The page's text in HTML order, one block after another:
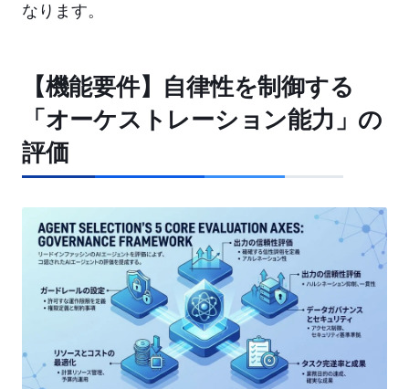
なります。
【機能要件】自律性を制御する
「オーケストレーション能力」の
評価